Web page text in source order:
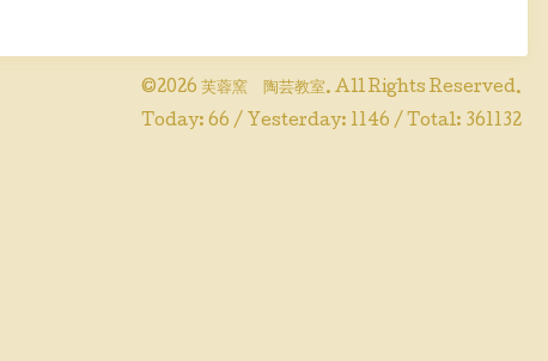
©2026 芙蓉窯 陶芸教室. All Rights Reserved.
Today: 66 / Yesterday: 1146 / Total: 361132